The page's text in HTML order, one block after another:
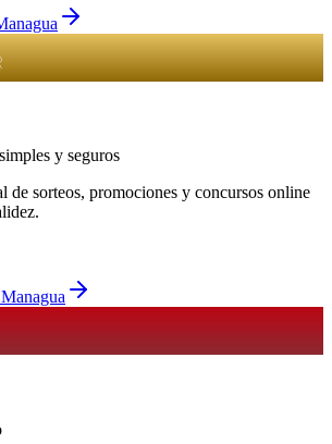
y seguros
de sorteos, promociones y concursos online
Managua